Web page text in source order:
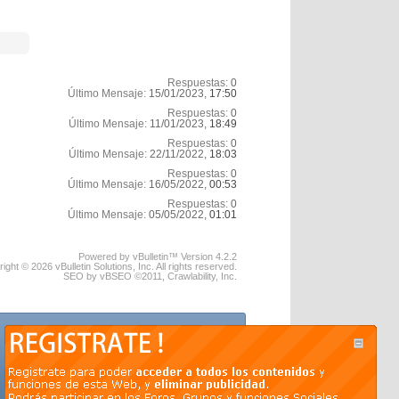
Respuestas: 0
Último Mensaje: 15/01/2023, 17:50
Respuestas: 0
Último Mensaje: 11/01/2023, 18:49
Respuestas: 0
Último Mensaje: 22/11/2022, 18:03
Respuestas: 0
Último Mensaje: 16/05/2022, 00:53
Respuestas: 0
Último Mensaje: 05/05/2022, 01:01
Powered by vBulletin™ Version 4.2.2
© 2026 vBulletin Solutions, Inc. All rights reserved.
SEO by vBSEO ©2011, Crawlability, Inc.